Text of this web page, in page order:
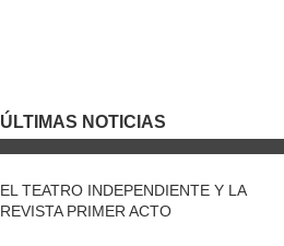
ÚLTIMAS NOTICIAS
EL TEATRO INDEPENDIENTE Y LA
REVISTA PRIMER ACTO